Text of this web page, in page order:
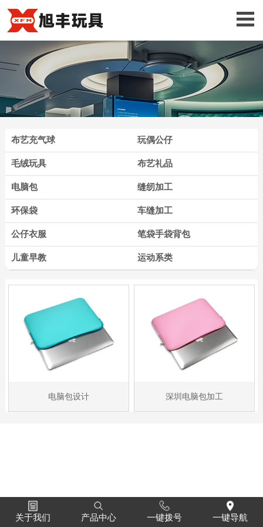
布艺充气球 玩偶公仔
毛绒玩具 布艺礼品
电脑包 缝纫加工
环保袋 车缝加工
公仔衣服 笔袋手袋背包
儿童早教 运动系类
电脑包设计 深圳电脑包加工
关于我们 产品中心 一键拨号 一键导航